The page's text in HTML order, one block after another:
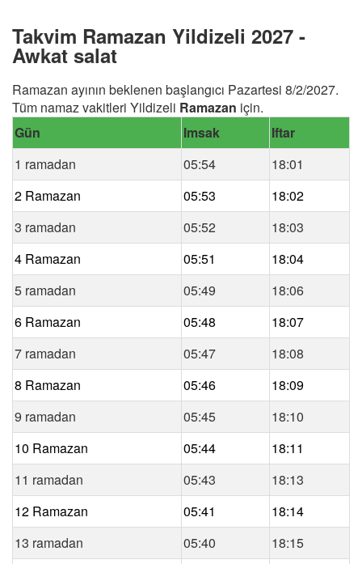
Takvim Ramazan Yildizeli 2027 -
Awkat salat
Ramazan ayının beklenen başlangıcı Pazartesi 8/2/2027.
Tüm namaz vakitleri Yildizeli Ramazan için.
Gün
Imsak
Iftar
1 ramadan
05:54
18:01
2 Ramazan
05:53
18:02
3 ramadan
05:52
18:03
4 Ramazan
05:51
18:04
5 ramadan
05:49
18:06
6 Ramazan
05:48
18:07
7 ramadan
05:47
18:08
8 Ramazan
05:46
18:09
9 ramadan
05:45
18:10
10 Ramazan
05:44
18:11
11 ramadan
05:43
18:13
12 Ramazan
05:41
18:14
13 ramadan
05:40
18:15